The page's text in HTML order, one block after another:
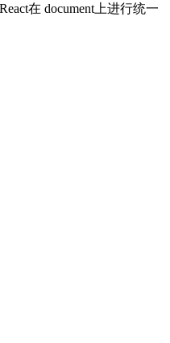
在 document上进行统一